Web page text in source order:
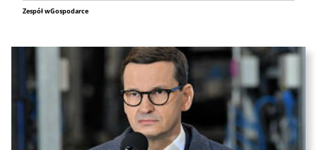
Zespół wGospodarce